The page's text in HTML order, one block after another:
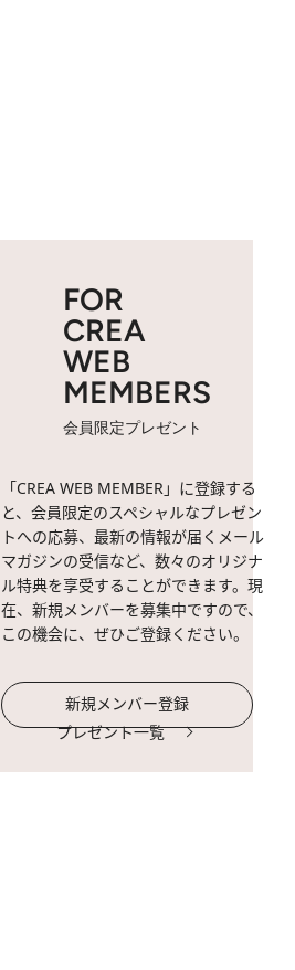
FOR
CREA
WEB
MEMBERS
会員限定プレゼント
「CREA WEB MEMBER」に登録する
と、会員限定のスペシャルなプレゼン
トへの応募、最新の情報が届くメール
マガジンの受信など、数々のオリジナ
ル特典を享受することができます。現
在、新規メンバーを募集中ですので、
この機会に、ぜひご登録ください。
新規メンバー登録
プレゼント一覧